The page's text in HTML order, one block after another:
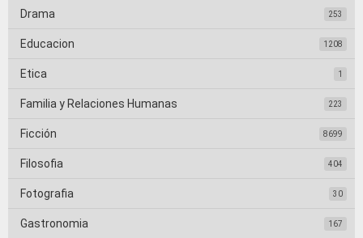
Drama 253
Educacion 1208
Etica 1
Familia y Relaciones Humanas 223
Ficción 8699
Filosofia 404
Fotografia 30
Gastronomia 167